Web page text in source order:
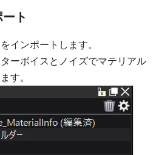
ト
インポートします。
ーボイスとノイズでマテリアル
す。